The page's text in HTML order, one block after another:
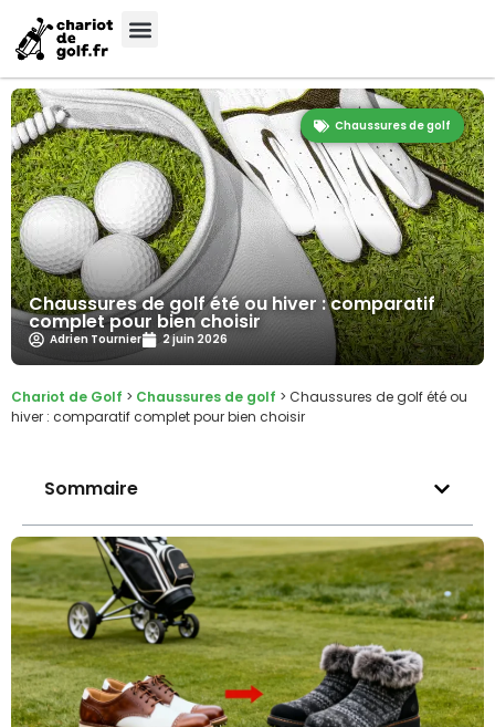
Chaussures de golf
Chaussures de golf été ou hiver : comparatif
complet pour bien choisir
Adrien Tournier 2 juin 2026
Chariot de Golf > Chaussures de golf > Chaussures de golf été ou
hiver : comparatif complet pour bien choisir
Sommaire